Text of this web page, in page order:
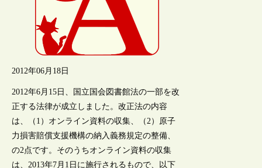
2012年06月18日
2012年6月15日、国立国会図書館法の一部を改
正する法律が成立しました。改正法の内容
は、（1）オンライン資料の収集、（2）原子
力損害賠償支援機構の納入義務規定の整備、
の2点です。そのうちオンライン資料の収集
は、2013年7月1日に施行されるもので、以下